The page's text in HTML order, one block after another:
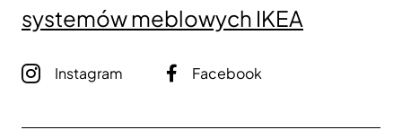
systemów meblowych IKEA
Instagram Facebook